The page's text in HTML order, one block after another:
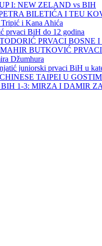
I: NEW ZELAND vs BIH
BILETIĆA I TEU
i Kana Ahića
prvaci BiH do 12 godina
PRVACI BOSNE
BUTKOVIĆ
Džumhura
juniorski prvaci BiH u
TAIPEI U
1-3: MIRZA I DAMIR